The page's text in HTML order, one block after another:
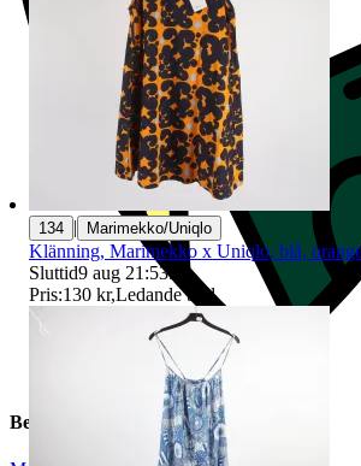
Beskrivning
134 | Marimekko/Uniqlo
Klänning, Marimekko x Uniqlo, blå,
Sluttid9 aug 21:53.
Pris:130 kr,Ledande bud.